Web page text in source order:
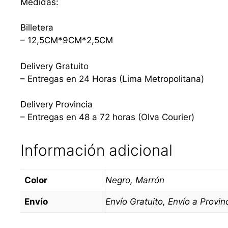
Billetera
– 12,5CM*9CM*2,5CM
Delivery Gratuito
– Entregas en 24 Horas (Lima Metropolitana)
Delivery Provincia
– Entregas en 48 a 72 horas (Olva Courier)
Información adicional
Color Negro, Marrón
Envío Envío Gratuito, Envío a